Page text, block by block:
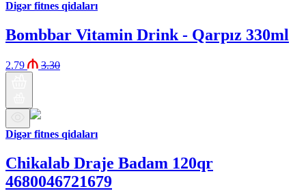
Digər fitnes qidaları
Bombbar Vitamin Drink - Qarpız 330ml
2.79 3.30
Digər fitnes qidaları
Chikalab Draje Badam 120qr
4680046721679